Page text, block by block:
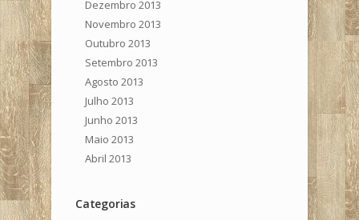
Dezembro 2013
Novembro 2013
Outubro 2013
Setembro 2013
Agosto 2013
Julho 2013
Junho 2013
Maio 2013
Abril 2013
Categorias